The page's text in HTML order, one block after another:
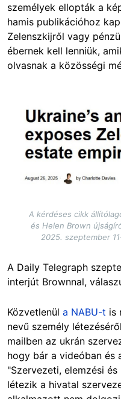
személyek ellopták a
hamis publikációhoz
Zelenszkijről vagy
ébernek kell lenniük,
olvasnak a közösségi
Image
A kérdéses cikk
és Helen Brown
2025. szeptember
A Daily Telegraph
interjút Brownnal,
Közvetlenül a NABU-t is
nevű személy
mailben az ukrán
hogy bár a videóban és
"Szervezeti, elemzési
létezik a hivatal